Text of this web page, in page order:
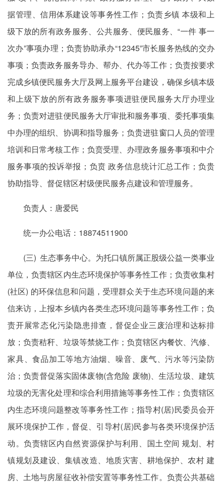
据管理、信用体系建设等事务性工作；负责乡镇 本级和上
级下放的所有政务服务、公共服务、便民服务、“一件 事一
次办”事项办理；负责协助承办“12345”市长服务热线的交办
事项；负责政务服务导办、帮办、代办等工作；负责按要求
完成乡镇便民服务大厅及网上服务平台建设，确保乡镇本级
和上级下放的所有政务服务事项进驻便民服务大厅办理业
务；负责对进驻便民服务大厅审批和服务事项、委托事项集
中办理的组织、协调和指导服务；负贵进驻窗口人员的管理
培训和日常考核工作；负贲受理、办理政务服务事项和中介
服务事项的投诉举报；负贲 政务信息统计汇总工作；负贵
协助指导、督促辖区村级便民服务点建设和管理服务。
负责人：唐爱民
统一办公电话：18874511900
(三) 生态事务中心。为托口镇所属正股级公益一类事业
单位，负责辖区内生态环境保护等事务性工作；负责收集村
(社区) 的环保信息和问题，受理群众关于生态环境问题的来
信来访，上报本乡镇内各类生态环境问题等事务性工作；负
责开展常态化污染隐患排查，督促企业三废治理和达标排
放；负责秸秆、垃圾等禁烧工作；负贲辖区内餐饮、汽修、
家具、食品加工等地方油烟、噪音、废气、污水等污染防
治；负责督促落实固体废物(含危险 废物)、生活垃圾、建筑
垃圾的无害化处理和综合利用措施等事务性工作；负责辖区
内生态环境问题整改等事务性工作；指导村(居)民委员会开
展环境保护工作，督促、引导村(居)民参与各类环境保护活
动。负责辖区内自然资源保护与利用、国土空间 规划、村
镇规划及建设、集镇改造、地质灾害、耕地保护、农村 建
房、土地与房屋征收补偿安置等事务性工作。负责公共基础